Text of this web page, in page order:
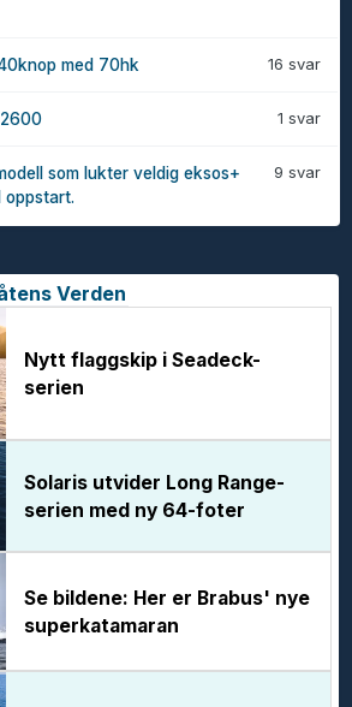
16 svar
med 70hk
1 svar
9 svar
som lukter veldig eksos+
oppstart.
Verden
Nytt flaggskip i Seadeck-
serien
Solaris utvider Long Range-
serien med ny 64-foter
Se bildene: Her er Brabus' nye
superkatamaran